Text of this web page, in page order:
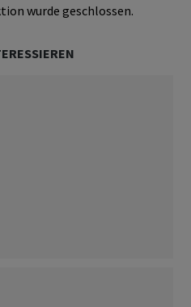
wurde geschlossen.